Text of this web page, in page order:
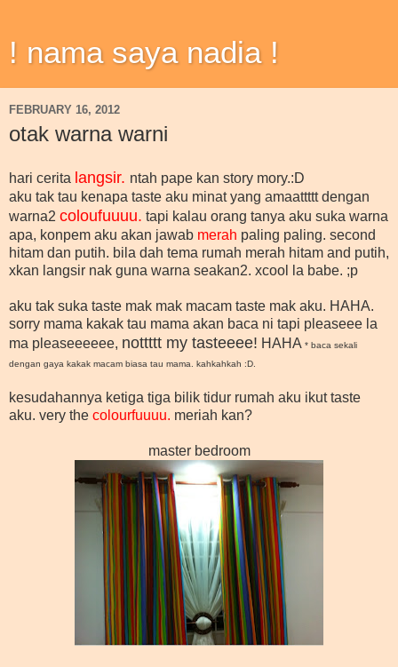
! nama saya nadia !
FEBRUARY 16, 2012
otak warna warni
hari cerita langsir. ntah pape kan story mory.:D
aku tak tau kenapa taste aku minat yang amaattttt dengan
warna2 coloufuuuu. tapi kalau orang tanya aku suka warna
apa, konpem aku akan jawab merah paling paling. second
hitam dan putih. bila dah tema rumah merah hitam and putih,
xkan langsir nak guna warna seakan2. xcool la babe. ;p
aku tak suka taste mak mak macam taste mak aku. HAHA.
sorry mama kakak tau mama akan baca ni tapi pleaseee la
ma pleaseeeeee, nottttt my tasteeee! HAHA * baca sekali
dengan gaya kakak macam biasa tau mama. kahkahkah :D.
kesudahannya ketiga tiga bilik tidur rumah aku ikut taste
aku. very the colourfuuuu. meriah kan?
master bedroom